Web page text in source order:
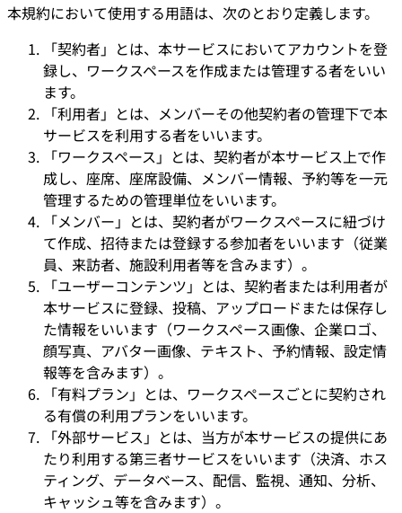
本規約において使用する用語は、次のとおり定義します。
「契約者」とは、本サービスにおいてアカウントを登
録し、ワークスペースを作成または管理する者をいい
ます。
「利用者」とは、メンバーその他契約者の管理下で本
サービスを利用する者をいいます。
「ワークスペース」とは、契約者が本サービス上で作
成し、座席、座席設備、メンバー情報、予約等を一元
管理するための管理単位をいいます。
「メンバー」とは、契約者がワークスペースに紐づけ
て作成、招待または登録する参加者をいいます（従業
員、来訪者、施設利用者等を含みます）。
「ユーザーコンテンツ」とは、契約者または利用者が
本サービスに登録、投稿、アップロードまたは保存し
た情報をいいます（ワークスペース画像、企業ロゴ、
顔写真、アバター画像、テキスト、予約情報、設定情
報等を含みます）。
「有料プラン」とは、ワークスペースごとに契約され
る有償の利用プランをいいます。
「外部サービス」とは、当方が本サービスの提供にあ
たり利用する第三者サービスをいいます（決済、ホス
ティング、データベース、配信、監視、通知、分析、
キャッシュ等を含みます）。